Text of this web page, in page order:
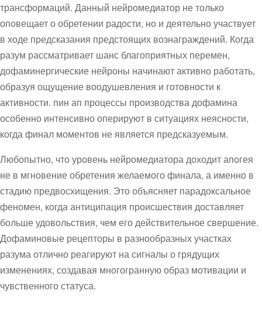
трансформаций. Данный нейромедиатор не только
оповещает о обретении радости, но и деятельно участвует
в ходе предсказания предстоящих вознаграждений. Когда
разум рассматривает шанс благоприятных перемен,
дофаминергические нейроны начинают активно работать,
образуя ощущение воодушевления и готовности к
активности. пин ап процессы производства дофамина
особенно интенсивно оперируют в ситуациях неясности,
когда финал моментов не является предсказуемым.
Любопытно, что уровень нейромедиатора доходит апогея
не в мгновение обретения желаемого финала, а именно в
стадию предвосхищения. Это объясняет парадоксальное
феномен, когда антиципация происшествия доставляет
больше удовольствия, чем его действительное свершение.
Дофаминовые рецепторы в разнообразных участках
разума отлично реагируют на сигналы о грядущих
изменениях, создавая многогранную образ мотивации и
чувственного статуса.